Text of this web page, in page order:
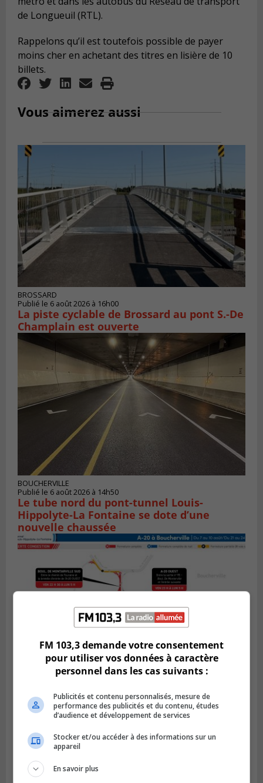
de Longueuil (RTL).
Rappelons qu’il est toutefois possible de payer
moins cher en achetant des titres en lisière de 10
billets.
Vous aimerez aussi
BROSSARD
Publié le 6 août 2026 à 16h00
La piste cyclable de Brossard au pont S.-De
Champlain est ouverte
BOUCHERVILLE
Publié le 6 août 2026 à 14h50
Le tube nord du pont-tunnel Louis-
Hippolyte-La Fontaine se dote d’une
nouvelle chaussée
Publié le 5 août 2026 à 15h25
Le MTMD annonce des fermetures sur
l’autoroute 20 à Boucherville
FM 103,3 demande votre consentement
pour utiliser vos données à caractère
personnel dans les cas suivants :
Publicités et contenu personnalisés, mesure de
performance des publicités et du contenu, études
d’audience et développement de services
Stocker et/ou accéder à des informations sur un
appareil
En savoir plus